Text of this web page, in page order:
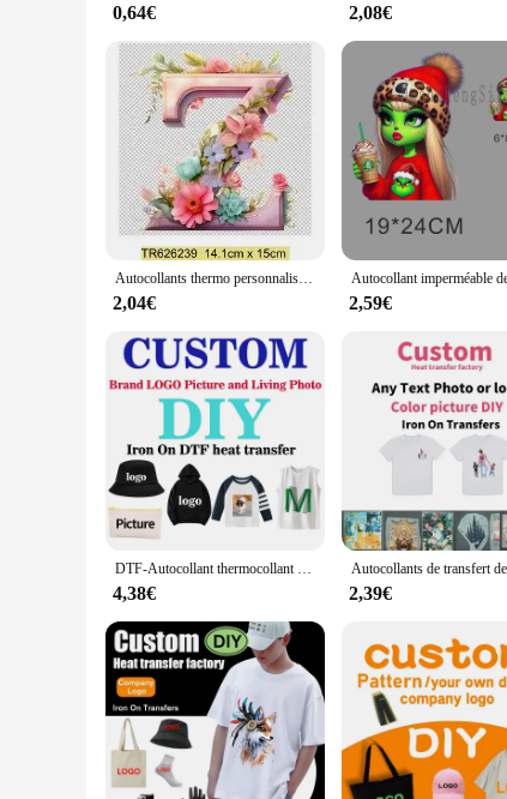
Our Impression dtf patches are not just for personal
designs and sizes available, you can cater to diverse
differentiate your offerings and provide a personal
0,64€ 2,08€
Autocollants thermo personnalisés DTF, transfert de chaleur, 26 lettres de fleurs, décalcomanies pour manteaux, vêtements, artisanat de repassage
2,04€ 2,59€
DTF-Autocollant thermocollant pour vêtements, transfert de chaleur, logo de marque personnalisé, photo prête à appuyer, image, repassage thermique, patch en PVC, bricolage
4,38€ 2,39€